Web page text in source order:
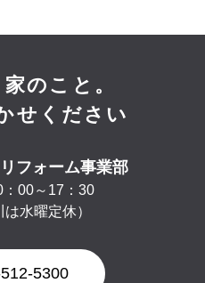
のこと。
せください
フォーム事業部
00～17：30
は水曜定休）
5300